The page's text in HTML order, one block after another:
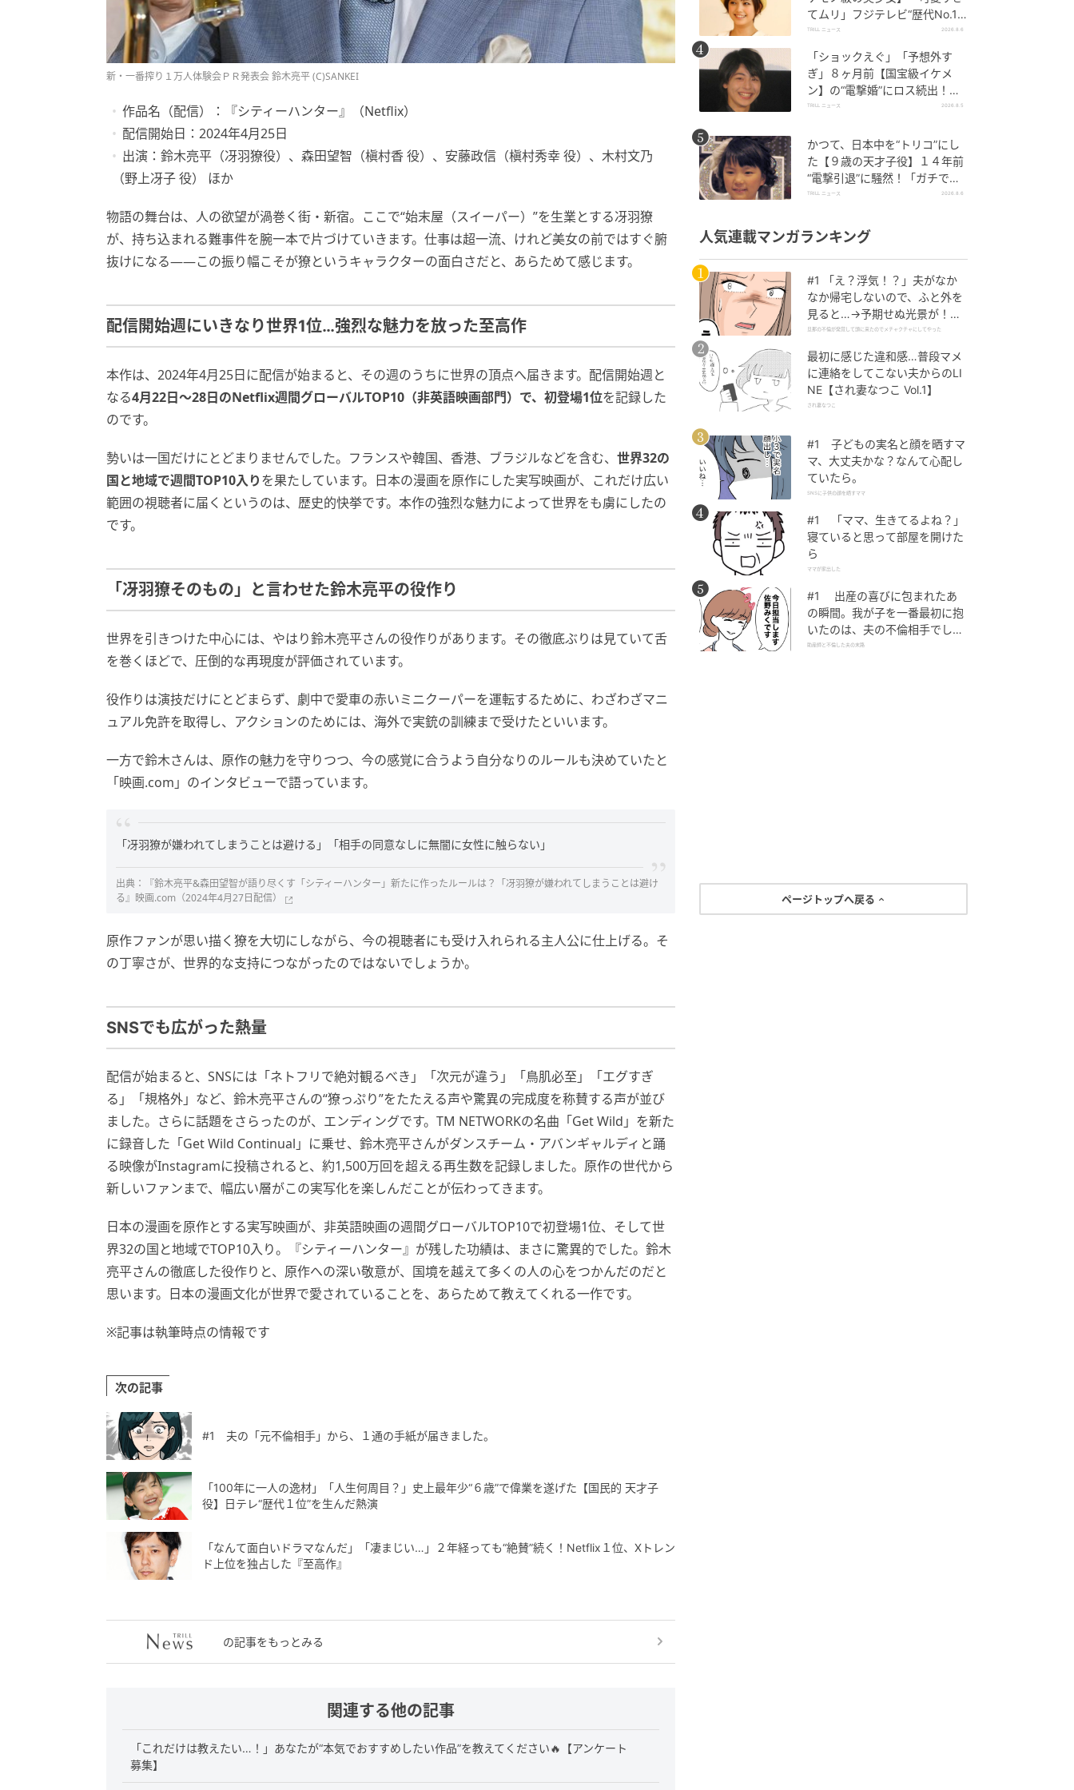
新・一番搾り１万人体験会ＰＲ発表会 鈴木亮平 (C)SANKEI
作品名（配信）：『シティーハンター』（Netflix）
配信開始日：2024年4月25日
出演：鈴木亮平（冴羽獠役）、森田望智（槇村香 役）、安藤政信（槇村秀幸 役）、木村文乃
（野上冴子 役） ほか
物語の舞台は、人の欲望が渦巻く街・新宿。ここで“始末屋（スイーパー）”を生業とする冴羽獠
が、持ち込まれる難事件を腕一本で片づけていきます。仕事は超一流、けれど美女の前ではすぐ腑
抜けになる——この振り幅こそが獠というキャラクターの面白さだと、あらためて感じます。
配信開始週にいきなり世界1位…強烈な魅力を放った至高作
本作は、2024年4月25日に配信が始まると、その週のうちに世界の頂点へ届きます。配信開始週と
なる4月22日〜28日のNetflix週間グローバルTOP10（非英語映画部門）で、初登場1位を記録した
のです。
勢いは一国だけにとどまりませんでした。フランスや韓国、香港、ブラジルなどを含む、 世界32の
国と地域で週間TOP10入りを果たしています。日本の漫画を原作にした実写映画が、これだけ広い
範囲の視聴者に届くというのは、歴史的快挙です。本作の強烈な魅力によって世界をも虜にしたの
です。
「冴羽獠そのもの」と言わせた鈴木亮平の役作り
世界を引きつけた中心には、やはり鈴木亮平さんの役作りがあります。その徹底ぶりは見ていて舌
を巻くほどで、圧倒的な再現度が評価されています。
役作りは演技だけにとどまらず、劇中で愛車の赤いミニクーパーを運転するために、わざわざマニ
ュアル免許を取得し、アクションのためには、海外で実銃の訓練まで受けたといいます。
一方で鈴木さんは、原作の魅力を守りつつ、今の感覚に合うよう自分なりのルールも決めていたと
「映画.com」のインタビューで語っています。
「冴羽獠が嫌われてしまうことは避ける」「相手の同意なしに無闇に女性に触らない」
出典：
『鈴木亮平&森田望智が語り尽くす「シティーハンター」新たに作ったルールは？「冴羽獠が嫌われてしまうことは避け
る』映画.com（2024年4月27日配信）
原作ファンが思い描く獠を大切にしながら、今の視聴者にも受け入れられる主人公に仕上げる。そ
の丁寧さが、世界的な支持につながったのではないでしょうか。
SNSでも広がった熱量
配信が始まると、SNSには「ネトフリで絶対観るべき」「次元が違う」「鳥肌必至」「エグすぎ
る」「規格外」など、鈴木亮平さんの“獠っぷり”をたたえる声や驚異の完成度を称賛する声が並び
ました。さらに話題をさらったのが、エンディングです。TM NETWORKの名曲「Get Wild」を新た
に録音した「Get Wild Continual」に乗せ、鈴木亮平さんがダンスチーム・アバンギャルディと踊
る映像がInstagramに投稿されると、約1,500万回を超える再生数を記録しました。原作の世代から
新しいファンまで、幅広い層がこの実写化を楽しんだことが伝わってきます。
日本の漫画を原作とする実写映画が、非英語映画の週間グローバルTOP10で初登場1位、そして世
界32の国と地域でTOP10入り。『シティーハンター』が残した功績は、まさに驚異的でした。鈴木
亮平さんの徹底した役作りと、原作への深い敬意が、国境を越えて多くの人の心をつかんだのだと
思います。日本の漫画文化が世界で愛されていることを、あらためて教えてくれる一作です。
※記事は執筆時点の情報です
次の記事
#1 夫の「元不倫相手」から、１通の手紙が届きました。
「100年に一人の逸材」「人生何周目？」史上最年少“６歳”で偉業を遂げた【国民的 天才子
役】日テレ“歴代１位”を生んだ熱演
「なんて面白いドラマなんだ」「凄まじい…」２年経っても“絶賛”続く！Netflix１位、Xトレン
ド上位を独占した『至高作』
の記事をもっとみる
関連する他の記事
「これだけは教えたい…！」あなたが“本気でおすすめしたい作品”を教えてください🔥【アンケート
募集】
てムリ」フジテレビ“歴代No.1
作”で輝いた『美人女優』
TRILL ニュース 2026.8.6
「ショックえぐ」「予想外す
ぎ」８ヶ月前【国宝級イケメ
ン】の“電撃婚”にロス続出！興
収“９５億超え”シリーズで輝い
TRILL ニュース 2026.8.5
かつて、日本中を“トリコ”にし
た【９歳の天才子役】１４年前
“電撃引退”に騒然！「ガチで悲
しい」惜しまれる“逸材”
TRILL ニュース 2026.8.6
人気連載マンガランキング
#1 「え？浮気！？」夫がなか
なか帰宅しないので、ふと外を
見ると…→予期せぬ光景が！｜
旦那の不倫が発覚して頭に来た
旦那の不倫が発覚して頭に来たのでメチャクチャにしてやった
最初に感じた違和感…普段マメ
に連絡をしてこない夫からのLI
NE【され妻なつこ Vol.1】
され妻なつこ
#1 子どもの実名と顔を晒すマ
マ、大丈夫かな？なんて心配し
ていたら。
SNSに子供の顔を晒すママ
#1 「ママ、生きてるよね？」
寝ていると思って部屋を開けた
ら
ママが家出した
#1 出産の喜びに包まれたあ
の瞬間。我が子を一番最初に抱
いたのは、夫の不倫相手でし
た。
助産師と不倫した夫の末路
ページトップへ戻る